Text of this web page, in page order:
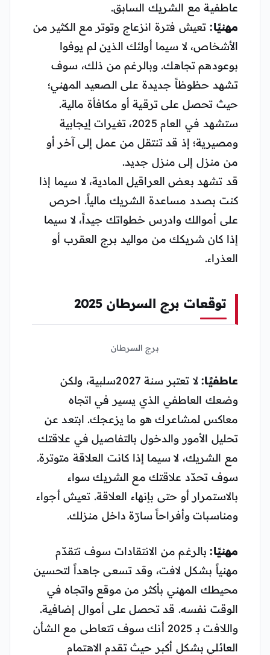
عاطفية مع الشريك السابق.
مهنيًا: تعيش فترة انزعاج وتوتر مع الكثير من
الأشخاص، لا سيما أولئك الذين لم يوفوا
بوعودهم تجاهك. وبالرغم من ذلك، سوف
تشهد حظوظاً جديدة على الصعيد المهني؛
حيث تحصل على ترقية أو مكافأة مالية.
ستشهد في العام 2025، تغيرات إيجابية
ومصيرية؛ إذ قد تنتقل من عمل إلى آخر أو
من منزل إلى منزل جديد.
قد تشهد بعض العراقيل المادية، لا سيما إذا
كنت بصدد مساعدة الشريك مالياً. احرص
على أموالك وادرس خطواتك جيداً، لا سيما
إذا كان شريكك من مواليد برج العقرب أو
العذراء.
توقعات برج السرطان 2025
برج السرطان
عاطفيًا:
لا تعتبر سنة 2027سلبية، ولكن
وضعك العاطفي الذي يسير في اتجاه
معاكس لمشاعرك هو ما يزعجك. ابتعد عن
تحليل الأمور والدخول بالتفاصيل في علاقتك
مع الشريك، لا سيما إذا كانت العلاقة متوترة.
سوف تحدّد علاقتك مع الشريك سواء
بالاستمرار أو حتى بإنهاء العلاقة. تعيش أجواء
ومناسبات وأفراحاً سارّة داخل منزلك.
مهنيًا:بالرغم من الانتقادات سوف تتقدّم
مهنياً بشكل لافت، وقد تسعى جاهداً لتحسين
محيطك المهني بأكثر من موقع واتجاه في
الوقت نفسه. قد تحصل على أموال إضافية.
واللافت بـ 2025 أنك سوف تتعاطى مع الشأن
العائلي بشكل أكبر حيث تقدم الاهتمام